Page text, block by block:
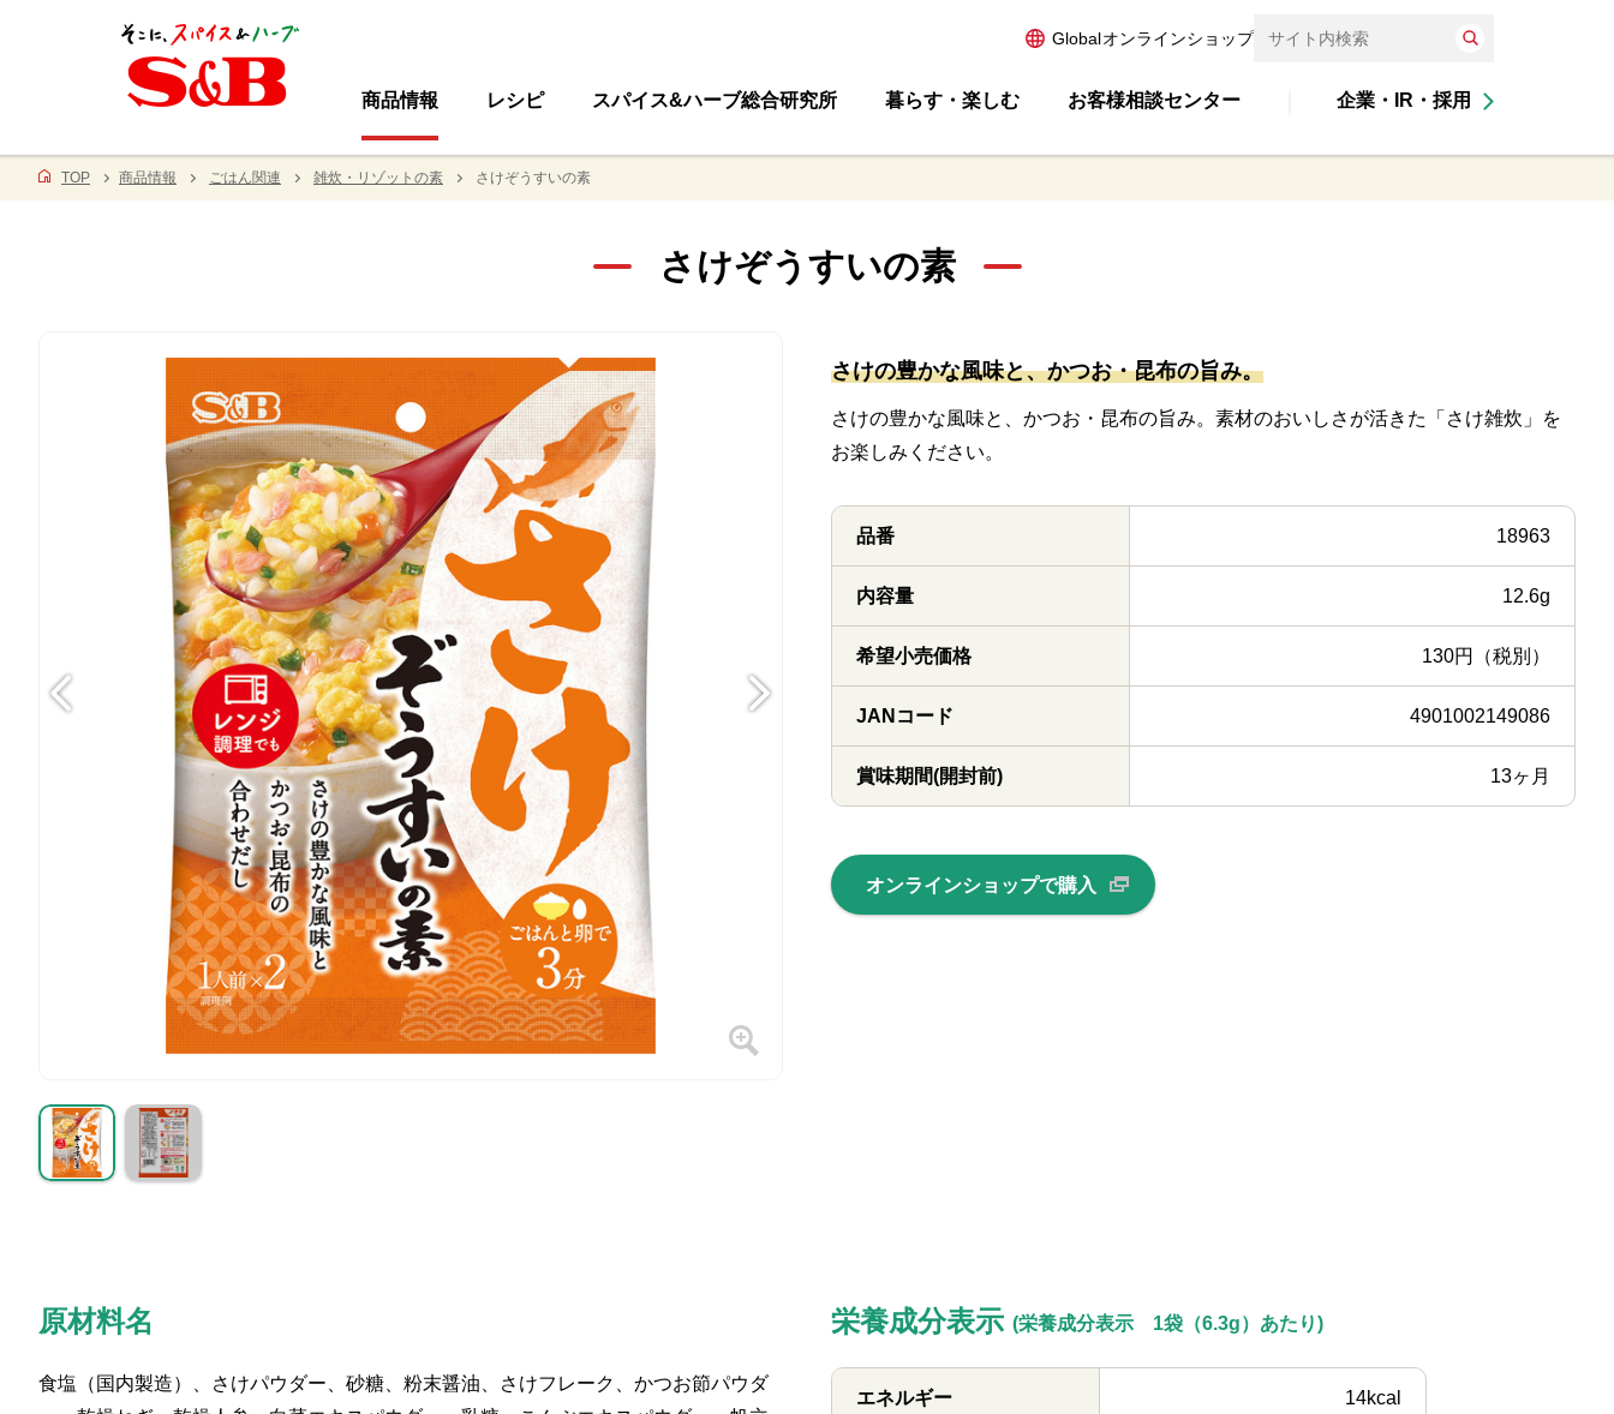
Globalオンラインショップ
商品情報 レシピ スパイス&ハーブ総合研究所 暮らす・楽しむ お客様相談センター 企業・IR・採用
TOP 商品情報 ごはん関連 雑炊・リゾットの素 さけぞうすいの素
さけぞうすいの素
さけの豊かな風味と、かつお・昆布の旨み。
さけの豊かな風味と、かつお・昆布の旨み。素材のおいしさが活きた「さけ雑炊」を
お楽しみください。
品番 18963
内容量 12.6g
希望小売価格 130円（税別）
JANコード 4901002149086
賞味期間(開封前) 13ヶ月
オンラインショップで購入
原材料名
食塩（国内製造）、さけパウダー、砂糖、粉末醤油、さけフレーク、かつお節パウダ
栄養成分表示 (栄養成分表示 1袋（6.3g）あたり)
エネルギー 14kcal